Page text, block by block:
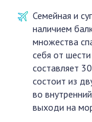
Семейная и
наличием
множества
себя от
составляет
состоит из
во
выходи на